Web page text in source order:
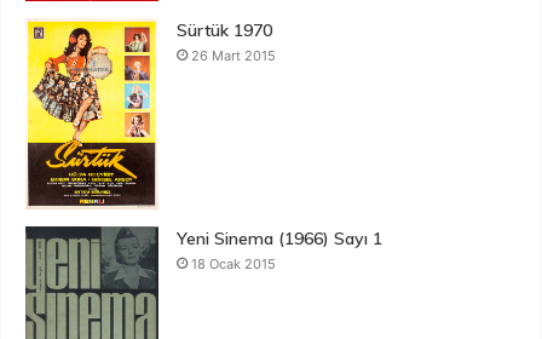
Sürtük 1970
26 Mart 2015
Yeni Sinema (1966) Sayı 1
18 Ocak 2015